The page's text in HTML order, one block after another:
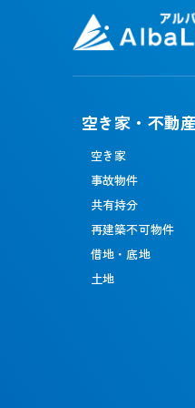
空き家・不動
空き家
事故物件
共有持分
再建築不可物件
借地・底地
土地